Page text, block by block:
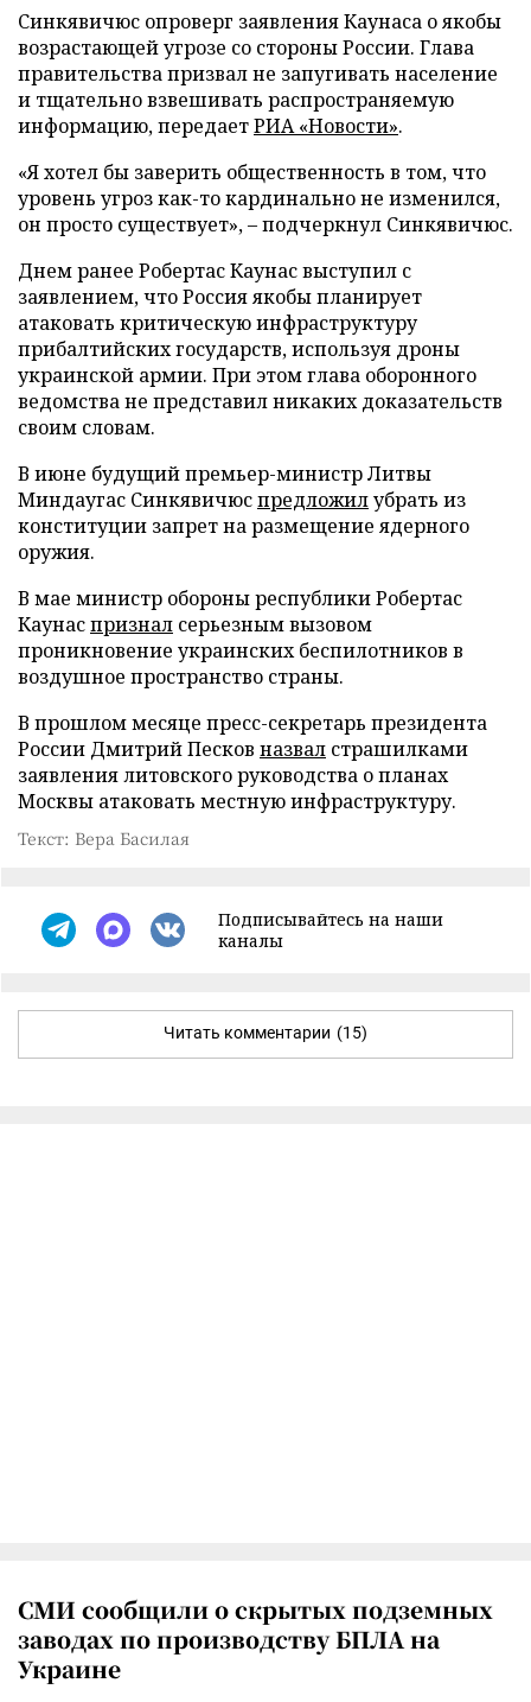
Синкявичюс опроверг заявления Каунаса о якобы
возрастающей угрозе со стороны России. Глава
правительства призвал не запугивать население
и тщательно взвешивать распространяемую
информацию, передаетРИА «Новости».
«Я хотел бы заверить общественность в том, что
уровень угроз как-то кардинально не изменился,
он просто существует», – подчеркнул Синкявичюс.
Днем ранее Робертас Каунас выступил с
заявлением, что Россия якобы планирует
атаковать критическую инфраструктуру
прибалтийских государств, используя дроны
украинской армии. При этом глава оборонного
ведомства не представил никаких доказательств
своим словам.
В июне будущий премьер-министр Литвы
Миндаугас Синкявичюспредложилубрать из
конституции запрет на размещение ядерного
оружия.
В мае министр обороны республики Робертас
Каунаспризнал серьезным вызовом
проникновение украинских беспилотников в
воздушное пространство страны.
В прошлом месяце пресс-секретарь президента
России Дмитрий Песков назвал страшилками
заявления литовского руководства о планах
Москвы атаковать местную инфраструктуру.
Текст: Вера Басилая
Подписывайтесь на наши
каналы
Читать комментарии (15)
СМИ сообщили о скрытых подземных
заводах по производству БПЛА на
Украине